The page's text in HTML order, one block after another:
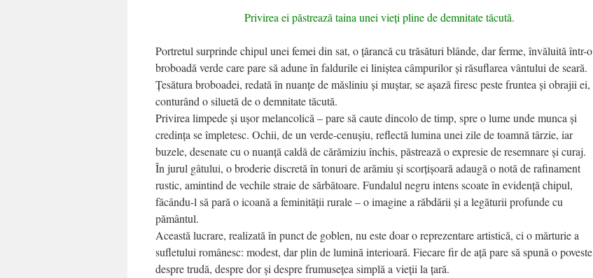
Privirea ei păstrează taina unei vieți pline de demnitate tăcută.
Portretul surprinde chipul unei femei din sat, o țărancă cu trăsături blânde, dar ferme, învăluită într-o
broboadă verde care pare să adune în faldurile ei liniștea câmpurilor și răsuflarea vântului de seară.
Țesătura broboadei, redată în nuanțe de măsliniu și muștar, se așază firesc peste fruntea și obrajii ei,
conturând o siluetă de o demnitate tăcută.
Privirea limpede și ușor melancolică – pare să caute dincolo de timp, spre o lume unde munca și
credința se împletesc. Ochii, de un verde-cenușiu, reflectă lumina unei zile de toamnă târzie, iar
buzele, desenate cu o nuanță caldă de cărămiziu închis, păstrează o expresie de resemnare și curaj.
În jurul gâtului, o broderie discretă în tonuri de arămiu și scorțișoară adaugă o notă de rafinament
rustic, amintind de vechile straie de sărbătoare. Fundalul negru intens scoate în evidență chipul,
făcându-l să pară o icoană a feminității rurale – o imagine a răbdării și a legăturii profunde cu
pământul.
Această lucrare, realizată în punct de goblen, nu este doar o reprezentare artistică, ci o mărturie a
sufletului românesc: modest, dar plin de lumină interioară. Fiecare fir de ață pare să spună o poveste
despre trudă, despre dor și despre frumusețea simplă a vieții la țară.